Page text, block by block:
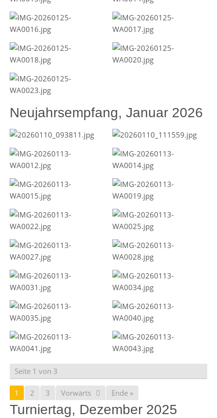
Neujahrsempfang, Januar 2026
Seite 1 von 3
1 2 3 Vorwärts Ende »
Turniertag, Dezember 2025